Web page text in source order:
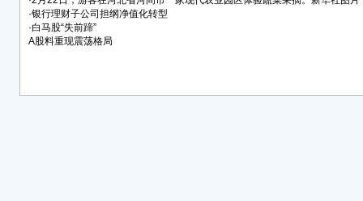
·银行理财子公司担纲净值化转型
·白马股“失前蹄”
A股料重现震荡格局